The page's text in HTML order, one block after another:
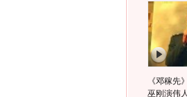
《邓稼先
巫刚演伟